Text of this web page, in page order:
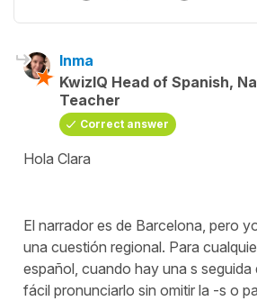
Inma
KwizIQ Head of Spanish,
Teacher
Correct answer
Hola Clara
El narrador es de Barcelona, pero
una cuestión regional. Para
español, cuando hay una s seguida
fácil pronunciarlo sin omitir la -s o